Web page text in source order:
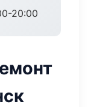
20:00